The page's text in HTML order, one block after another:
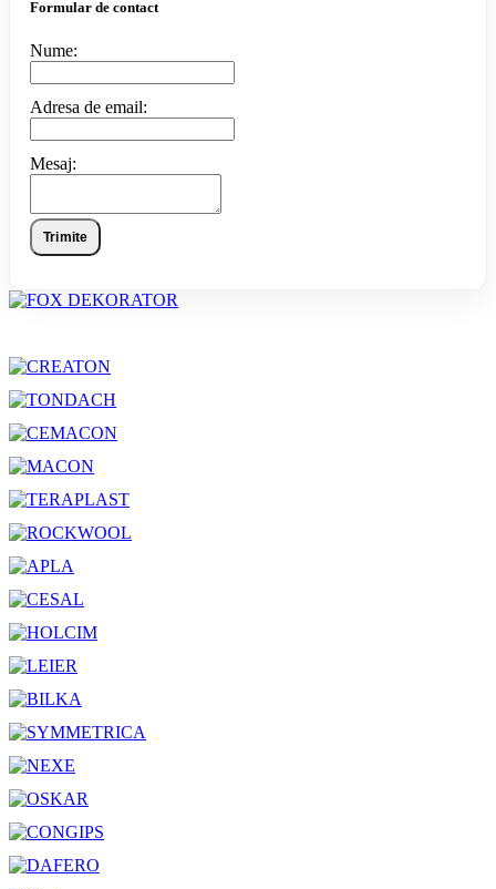
Formular de contact
Nume:
Adresa de email:
Mesaj:
Trimite